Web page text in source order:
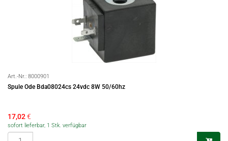
Art.-Nr.: 8000901
Spule Ode Bda08024cs 24vdc 8W 50/60hz
17,02€
sofort lieferbar, 1 Stk. verfügbar